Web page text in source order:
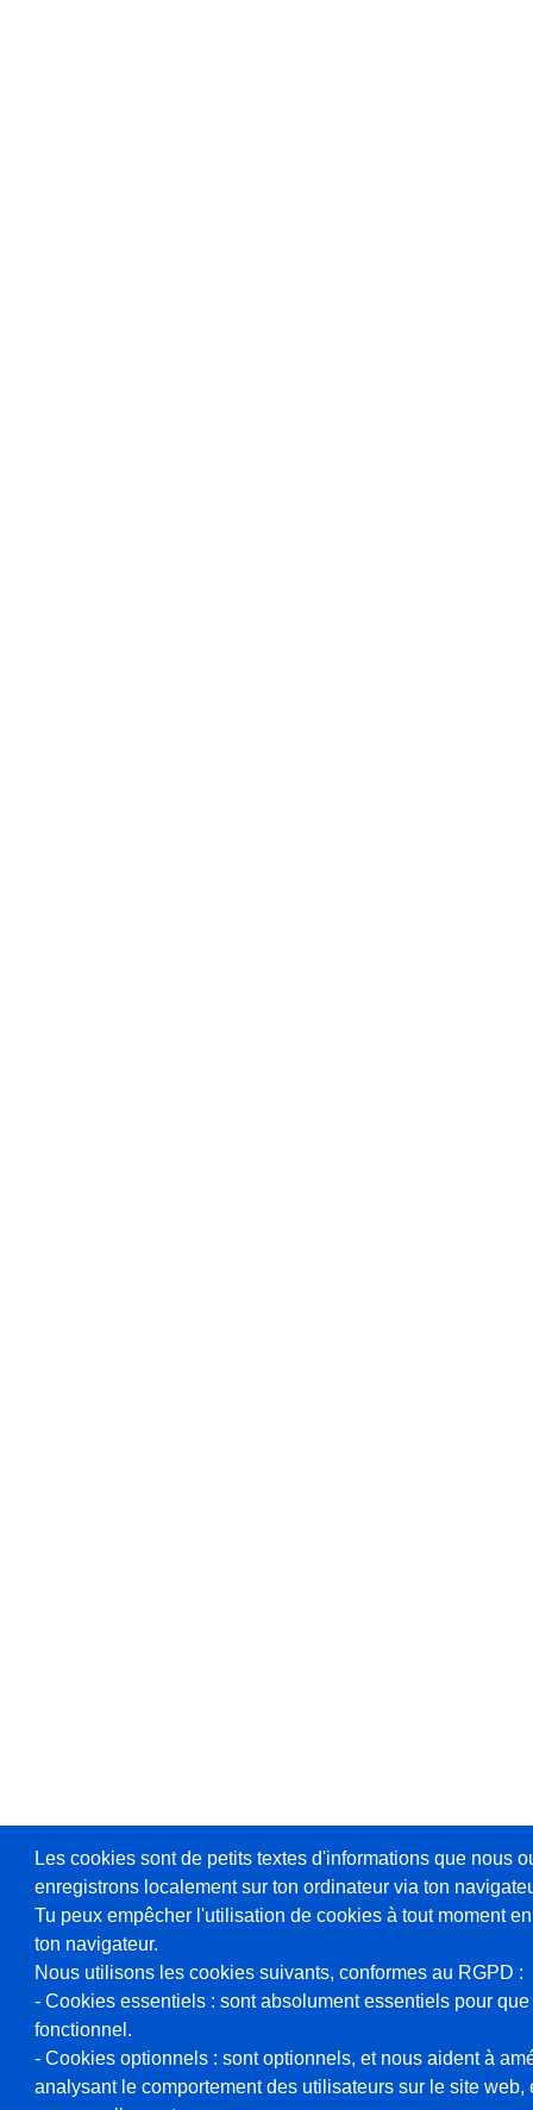
Les cookies sont de petits textes d'informations que nous
enregistrons localement sur ton ordinateur via ton
Tu peux empêcher l'utilisation de cookies à tout moment
ton navigateur.
Nous utilisons les cookies suivants, conformes au RGPD :
- Cookies essentiels : sont absolument essentiels pour
fonctionnel.
- Cookies optionnels : sont optionnels, et nous aident à
analysant le comportement des utilisateurs sur le site web,